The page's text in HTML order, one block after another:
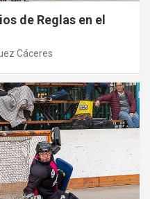
de Reglas en el
Cáceres